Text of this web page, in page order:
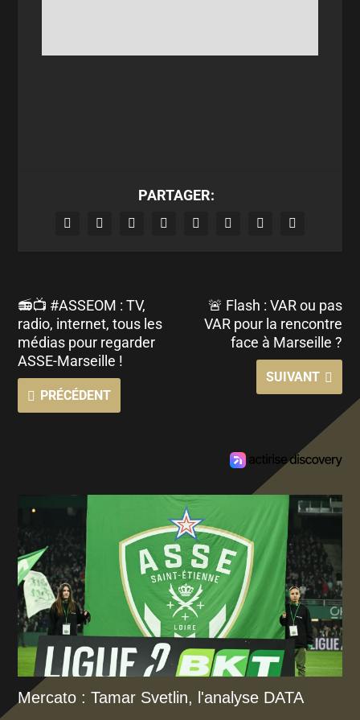
PARTAGER:
📻📺 #ASSEOM : TV,
radio, internet, tous les
médias pour regarder
ASSE-Marseille !
PRÉCÉDENT
🚨 Flash : VAR ou pas
VAR pour la rencontre
face à Marseille ?
SUIVANT
Mercato : Tamar Svetlin, l'analyse DATA